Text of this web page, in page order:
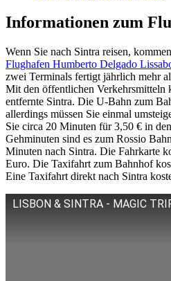
Informationen zum
Wenn Sie nach Sintra reisen,
Flughafen Humberto Delgado
zwei Terminals fertigt jährlich mehr
Mit den öffentlichen Verkehrsmitteln
entfernte Sintra. Die U-Bahn zum
allerdings müssen Sie einmal
Sie circa 20 Minuten für 3,50 € in
Gehminuten sind es zum Rossio
Minuten nach Sintra. Die Fahrkarte
Euro. Die Taxifahrt zum Bahnhof
Eine Taxifahrt direkt nach Sintra
LISBON & SINTRA - MAGIC